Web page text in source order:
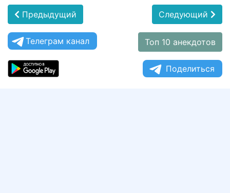
Предыдущий Следующий
Телеграм канал Топ 10 анекдотов
Поделиться